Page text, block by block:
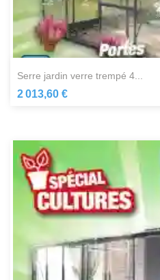
serre jardin verre trempé 4...
2 013,60 €